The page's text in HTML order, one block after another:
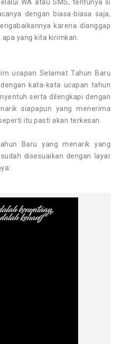
WA atau SMS, tentunya si
dengan biasa-biasa saja,
karena dianggap
yang kita kirimkan.
ucapan Selamat Tahun Baru
kata-kata ucapan tahun
serta dilengkapi dengan
siapapun yang menerima
itu pasti akan terkesan.
Baru yang menarik yang
disesuaikan dengan layar